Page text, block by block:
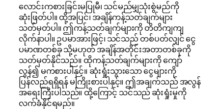
လောင်းကစားခြင်းမပြုမီ၊ သင်မည်မျှသုံးစွဲမည်ကို
ဆုံးဖြတ်ပါ။ ထို့အပြင်၊ အချိန်ကန့်သတ်ချက်များ
သတ်မှတ်ပါ။ ဤကန့်သတ်ချက်များကို တိတိကျကျ
လိုက်နာပါ။ ဥပမာအားဖြင့်၊ သင်သည် တစ်ပတ်လျှင် ငွေ
ပမာဏတစ်ခု သို့မဟုတ် အချိန်အတိုင်းအတာတစ်ခုကို
သတ်မှတ်နိုင်သည်။ ထိုကန့်သတ်ချက်များကို ကျော်
လွန်၍ မကစားပါနှင့်။ ဆုံးရှုံးသွားသော ငွေများကို
ပြန်လည်ရရှိရန် မကြိုးစားပါနှင့်။ ဤအချက်သည် အလွန်
အရေးကြီးပါသည်။ ထို့ကြောင့် သင်သည် ဆုံးရှုံးမှုကို
လက်ခံနိုင်ရမည်။